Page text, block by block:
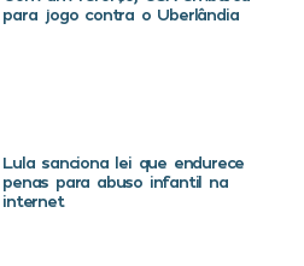
para jogo contra o Uberlândia
Lula sanciona lei que endurece
penas para abuso infantil na
internet